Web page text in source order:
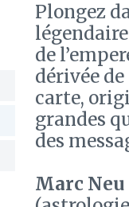
Plongez
de
dérivée
carte,
grandes
des
Marc Neu